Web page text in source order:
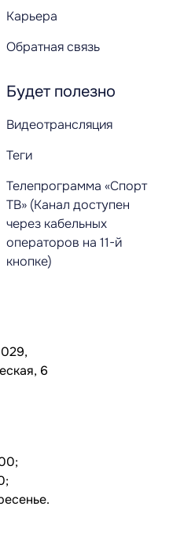
Карьера
Обратная связь
Будет полезно
Видеотрансляция
Теги
Телепрограмма «Спорт
ТВ» (Канал доступен
через кабельных
операторов на 11-й
кнопке)
6